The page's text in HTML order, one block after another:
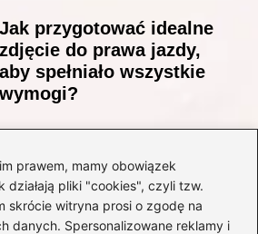
prawem, mamy obowiązek
działają pliki "cookies", czyli tzw.
skrócie witryna prosi o zgodę na
danych. Spersonalizowane reklamy i
Jak przygotować idealne
zdjęcie do prawa jazdy,
aby spełniało wszystkie
wymogi?
Czy Jarosław Kaczyński
posiada prawo jazdy? Oto
prawda, którą warto znać!